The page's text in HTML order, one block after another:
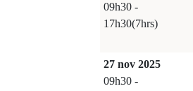
09h30 -
17h30(7hrs)
27 nov 2025
09h30 -